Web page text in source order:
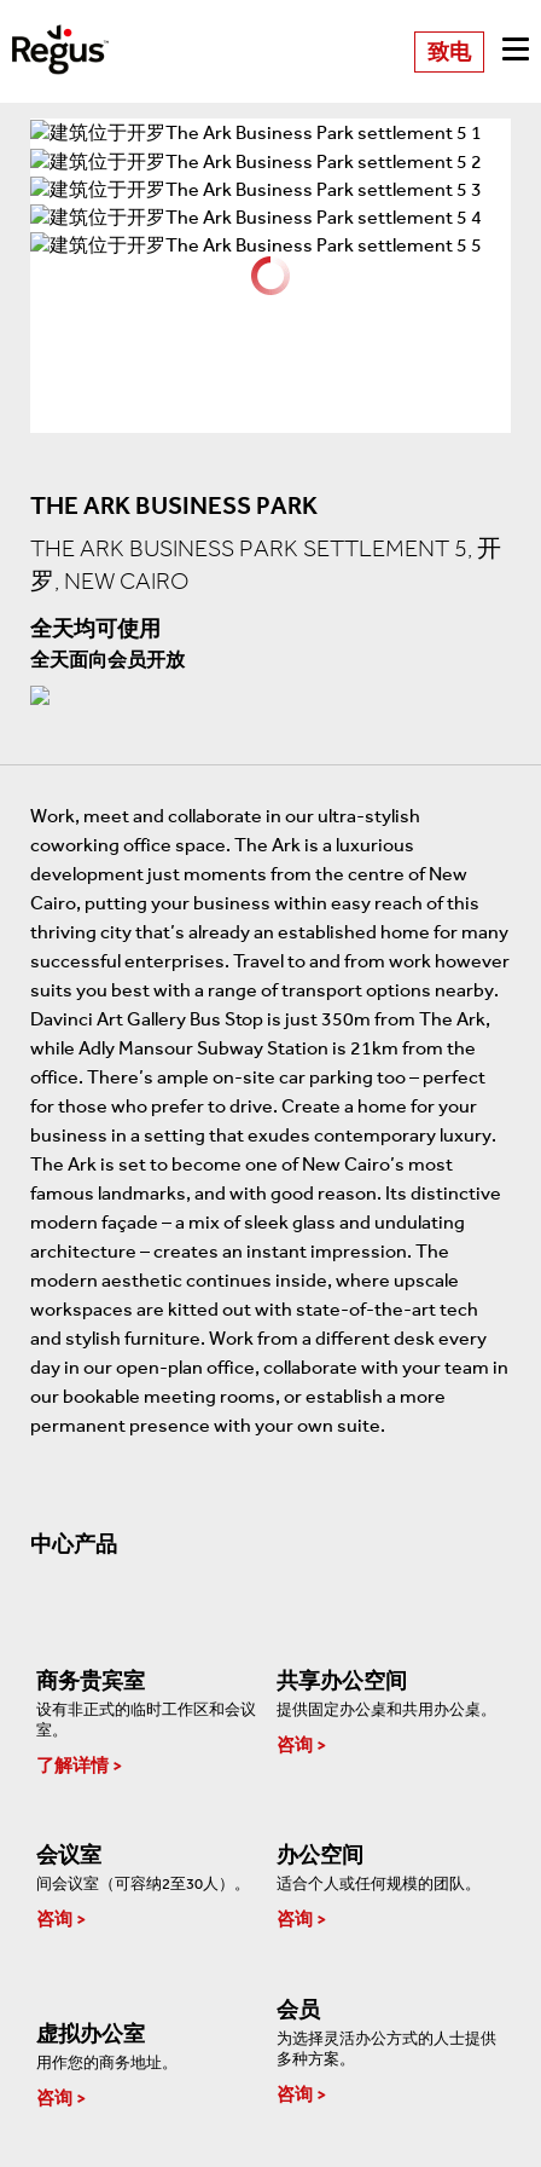
致电
THE ARK BUSINESS PARK
THE ARK BUSINESS PARK SETTLEMENT 5, 开
罗, NEW CAIRO
全天均可使用
全天面向会员开放
Work, meet and collaborate in our ultra-stylish
coworking office space. The Ark is a luxurious
development just moments from the centre of New
Cairo, putting your business within easy reach of this
thriving city that’s already an established home for many
successful enterprises. Travel to and from work however
suits you best with a range of transport options nearby.
Davinci Art Gallery Bus Stop is just 350m from The Ark,
while Adly Mansour Subway Station is 21km from the
office. There’s ample on-site car parking too – perfect
for those who prefer to drive. Create a home for your
business in a setting that exudes contemporary luxury.
The Ark is set to become one of New Cairo’s most
famous landmarks, and with good reason. Its distinctive
modern façade – a mix of sleek glass and undulating
architecture – creates an instant impression. The
modern aesthetic continues inside, where upscale
workspaces are kitted out with state-of-the-art tech
and stylish furniture. Work from a different desk every
day in our open-plan office, collaborate with your team in
our bookable meeting rooms, or establish a more
permanent presence with your own suite.
中心产品
商务贵宾室
设有非正式的临时工作区和会议
室。
了解详情
共享办公空间
提供固定办公桌和共用办公桌。
咨询
会议室
间会议室（可容纳2至30人）。
咨询
办公空间
适合个人或任何规模的团队。
咨询
虚拟办公室
用作您的商务地址。
咨询
会员
为选择灵活办公方式的人士提供
多种方案。
咨询